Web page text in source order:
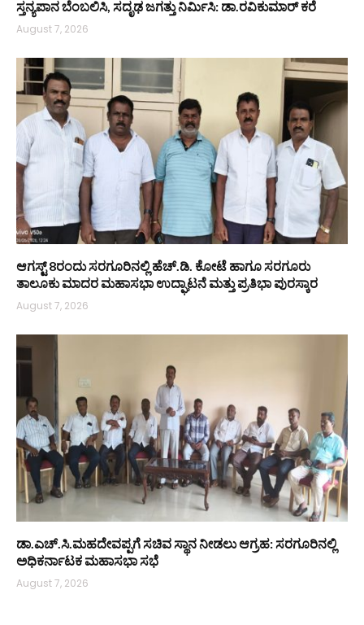
ಸ್ತನ್ಯಪಾನ ಬೆಂಬಲಿಸಿ, ಸದೃಢ ಜಗತ್ತು ನಿರ್ಮಿಸಿ: ಡಾ.ರವಿಕುಮಾರ್ ಕರೆ
August 7, 2026
ಆಗಸ್ಟ್ 8ರಂದು ಸರಗೂರಿನಲ್ಲಿ ಹೆಚ್.ಡಿ. ಕೋಟೆ ಹಾಗೂ ಸರಗೂರು
ತಾಲೂಕು ಮಾದರ ಮಹಾಸಭಾ ಉದ್ಘಾಟನೆ ಮತ್ತು ಪ್ರತಿಭಾ ಪುರಸ್ಕಾರ
August 7, 2026
ಡಾ.ಎಚ್.ಸಿ.ಮಹದೇವಪ್ಪಗೆ ಸಚಿವ ಸ್ಥಾನ ನೀಡಲು ಆಗ್ರಹ: ಸರಗೂರಿನಲ್ಲಿ
ಅಧಿಕರ್ನಾಟಕ ಮಹಾಸಭಾ ಸಭೆ
August 7, 2026